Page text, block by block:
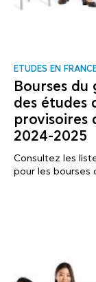
ΕTUDES EN
Bourses
des études
provisoires
2024-2025
Consultez les
pour les bourses